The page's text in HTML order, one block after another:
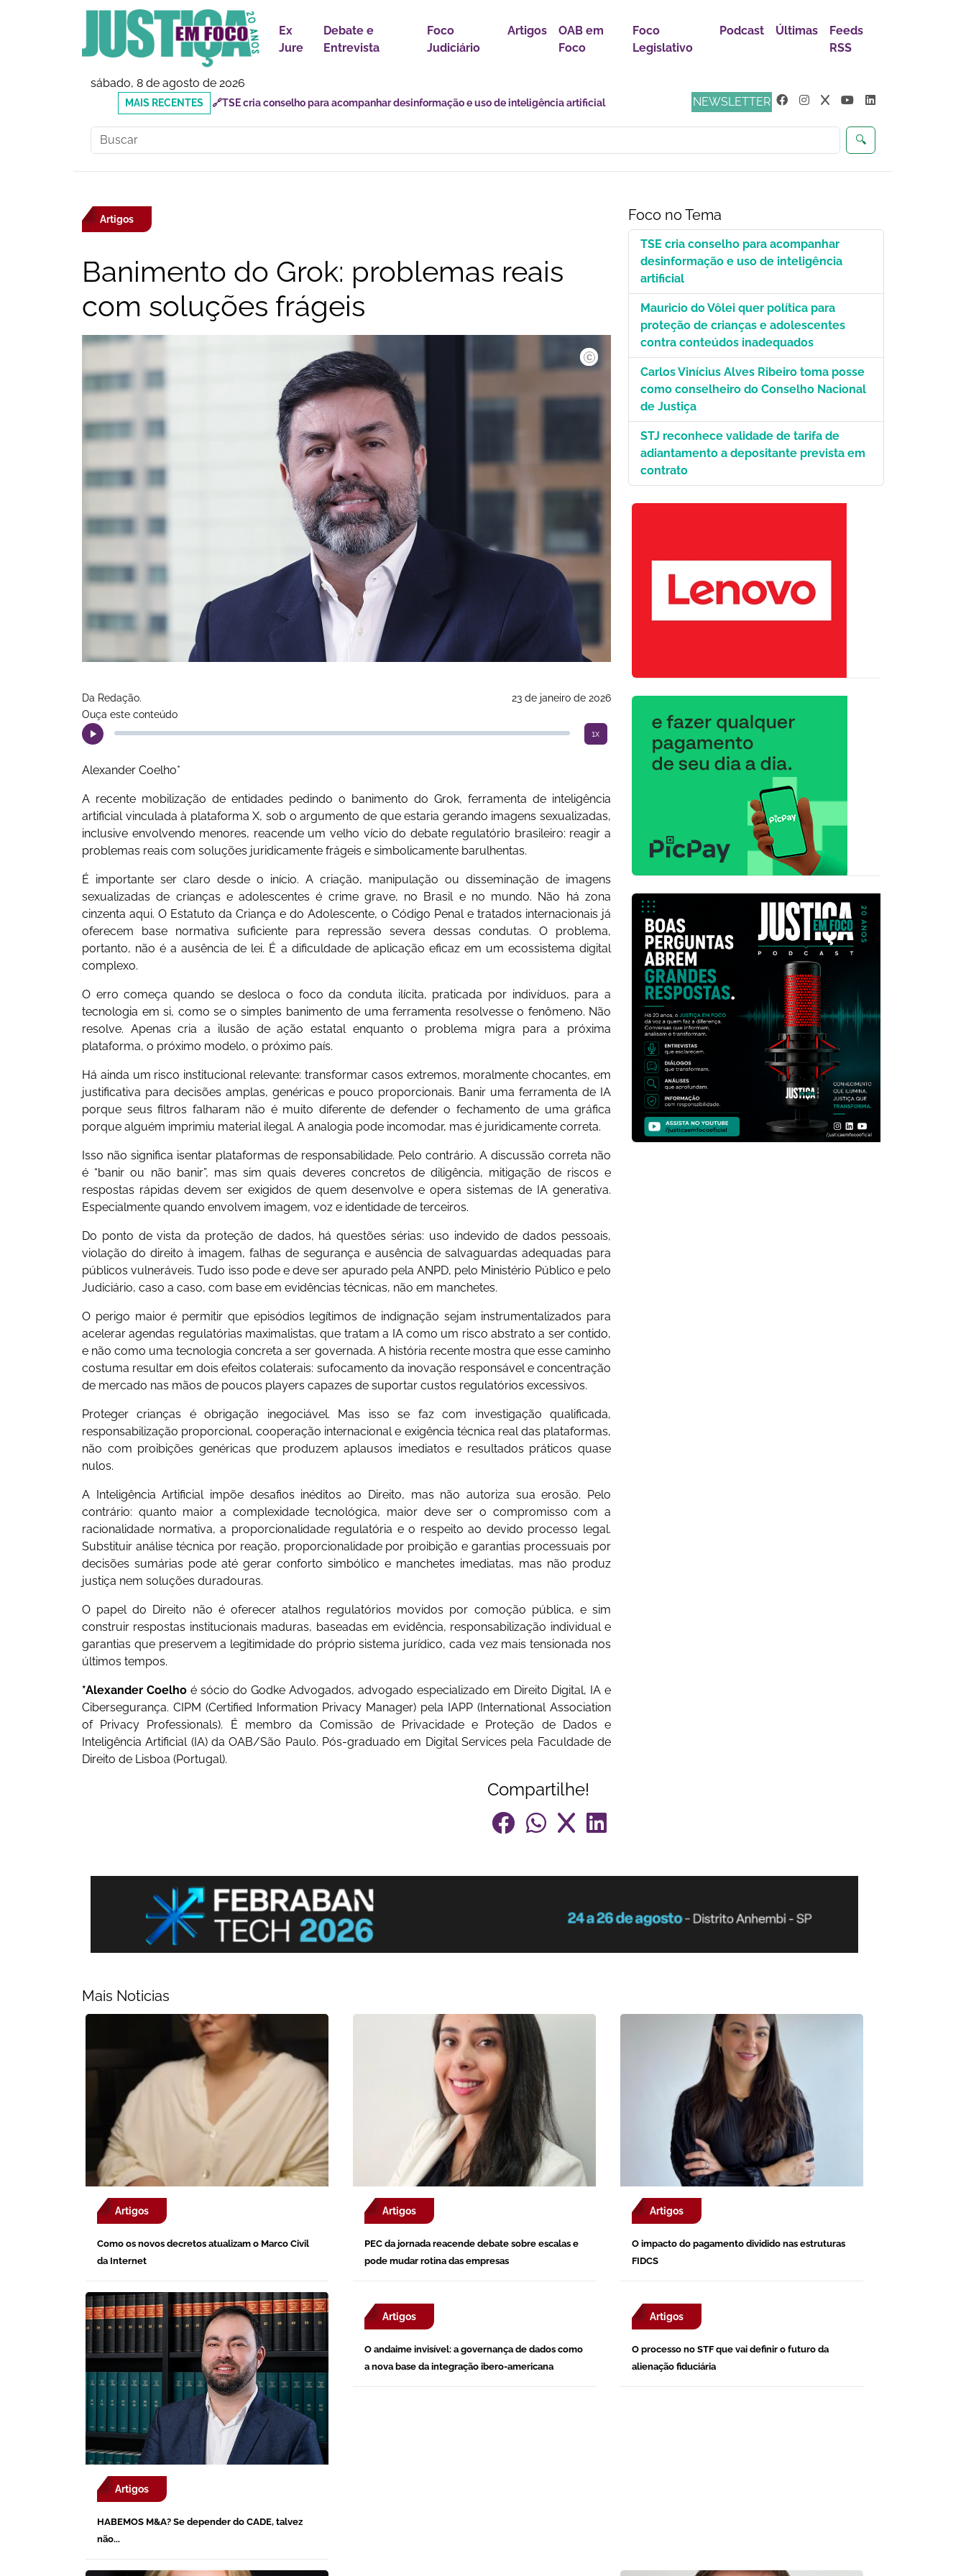
Ex
Jure
Debate e
Entrevista
Foco
Judiciário
Artigos
OAB em
Foco
Foco
Legislativo
Podcast Últimas
Feeds
RSS
sábado, 8 de agosto de 2026
NEWSLETTER
🔍
MAIS
RECENTES
🔗Mauricio do Vôlei quer política para proteção de crianças e adolescentes contra conteúdos
inadequados
Artigos
Banimento do Grok: problemas reais
com soluções frágeis
Divulgação
Da Redação.
23 de janeiro de 2026
Ouça este conteúdo
1x
Alexander Coelho*
A recente mobilização de entidades pedindo o banimento do Grok, ferramenta de inteligência
artificial vinculada à plataforma X, sob o argumento de que estaria gerando imagens sexualizadas,
inclusive envolvendo menores, reacende um velho vício do debate regulatório brasileiro: reagir a
problemas reais com soluções juridicamente frágeis e simbolicamente barulhentas.
É importante ser claro desde o início. A criação, manipulação ou disseminação de imagens
sexualizadas de crianças e adolescentes é crime grave, no Brasil e no mundo. Não há zona
cinzenta aqui. O Estatuto da Criança e do Adolescente, o Código Penal e tratados internacionais já
oferecem base normativa suficiente para repressão severa dessas condutas. O problema,
portanto, não é a ausência de lei. É a dificuldade de aplicação eficaz em um ecossistema digital
complexo.
O erro começa quando se desloca o foco da conduta ilícita, praticada por indivíduos, para a
tecnologia em si, como se o simples banimento de uma ferramenta resolvesse o fenômeno. Não
resolve. Apenas cria a ilusão de ação estatal enquanto o problema migra para a próxima
plataforma, o próximo modelo, o próximo país.
Há ainda um risco institucional relevante: transformar casos extremos, moralmente chocantes, em
justificativa para decisões amplas, genéricas e pouco proporcionais. Banir uma ferramenta de IA
porque seus filtros falharam não é muito diferente de defender o fechamento de uma gráfica
porque alguém imprimiu material ilegal. A analogia pode incomodar, mas é juridicamente correta.
Isso não significa isentar plataformas de responsabilidade. Pelo contrário. A discussão correta não
é “banir ou não banir”, mas sim quais deveres concretos de diligência, mitigação de riscos e
respostas rápidas devem ser exigidos de quem desenvolve e opera sistemas de IA generativa.
Especialmente quando envolvem imagem, voz e identidade de terceiros.
Do ponto de vista da proteção de dados, há questões sérias: uso indevido de dados pessoais,
violação do direito à imagem, falhas de segurança e ausência de salvaguardas adequadas para
públicos vulneráveis. Tudo isso pode e deve ser apurado pela ANPD, pelo Ministério Público e pelo
Judiciário, caso a caso, com base em evidências técnicas, não em manchetes.
O perigo maior é permitir que episódios legítimos de indignação sejam instrumentalizados para
acelerar agendas regulatórias maximalistas, que tratam a IA como um risco abstrato a ser contido,
e não como uma tecnologia concreta a ser governada. A história recente mostra que esse caminho
costuma resultar em dois efeitos colaterais: sufocamento da inovação responsável e concentração
de mercado nas mãos de poucos players capazes de suportar custos regulatórios excessivos.
Proteger crianças é obrigação inegociável. Mas isso se faz com investigação qualificada,
responsabilização proporcional, cooperação internacional e exigência técnica real das plataformas,
não com proibições genéricas que produzem aplausos imediatos e resultados práticos quase
nulos.
A Inteligência Artificial impõe desafios inéditos ao Direito, mas não autoriza sua erosão. Pelo
contrário: quanto maior a complexidade tecnológica, maior deve ser o compromisso com a
racionalidade normativa, a proporcionalidade regulatória e o respeito ao devido processo legal.
Substituir análise técnica por reação, proporcionalidade por proibição e garantias processuais por
decisões sumárias pode até gerar conforto simbólico e manchetes imediatas, mas não produz
justiça nem soluções duradouras.
O papel do Direito não é oferecer atalhos regulatórios movidos por comoção pública, e sim
construir respostas institucionais maduras, baseadas em evidência, responsabilização individual e
garantias que preservem a legitimidade do próprio sistema jurídico, cada vez mais tensionada nos
últimos tempos.
*Alexander Coelho é sócio do Godke Advogados, advogado especializado em Direito Digital, IA e
Cibersegurança. CIPM (Certified Information Privacy Manager) pela IAPP (International Association
of Privacy Professionals). É membro da Comissão de Privacidade e Proteção de Dados e
Inteligência Artificial (IA) da OAB/São Paulo. Pós-graduado em Digital Services pela Faculdade de
Direito de Lisboa (Portugal).
Compartilhe!
Foco no Tema
TSE cria conselho para acompanhar
desinformação e uso de inteligência
artificial
Mauricio do Vôlei quer política para
proteção de crianças e adolescentes
contra conteúdos inadequados
Carlos Vinícius Alves Ribeiro toma posse
como conselheiro do Conselho Nacional
de Justiça
STJ reconhece validade de tarifa de
adiantamento a depositante prevista em
contrato
Mais Noticias
Artigos
Como os novos decretos atualizam o Marco Civil
da Internet
Artigos
PEC da jornada reacende debate sobre escalas e
pode mudar rotina das empresas
Artigos
O impacto do pagamento dividido nas estruturas
FIDCS
Artigos
HABEMOS M&A? Se depender do CADE, talvez
não...
Artigos
O andaime invisível: a governança de dados como
a nova base da integração ibero-americana
Artigos
O processo no STF que vai definir o futuro da
alienação fiduciária